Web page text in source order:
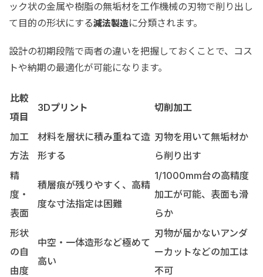
ック状の金属や樹脂の無垢材を工作機械の刃物で削り出し
て目的の形状にする減法製造に分類されます。
設計の初期段階で両者の違いを把握しておくことで、コス
トや納期の最適化が可能になります。
比較
項目
3Dプリント 切削加工
加工
方法
材料を層状に積み重ねて造
形する
刃物を用いて無垢材か
ら削り出す
精
度・
表面
積層痕が残りやすく、高精
度な寸法指定は困難
1/1000mm台の高精度
加工が可能、表面も滑
らか
形状
の自
由度
中空・一体造形など極めて
高い
刃物が届かないアンダ
ーカットなどの加工は
不可